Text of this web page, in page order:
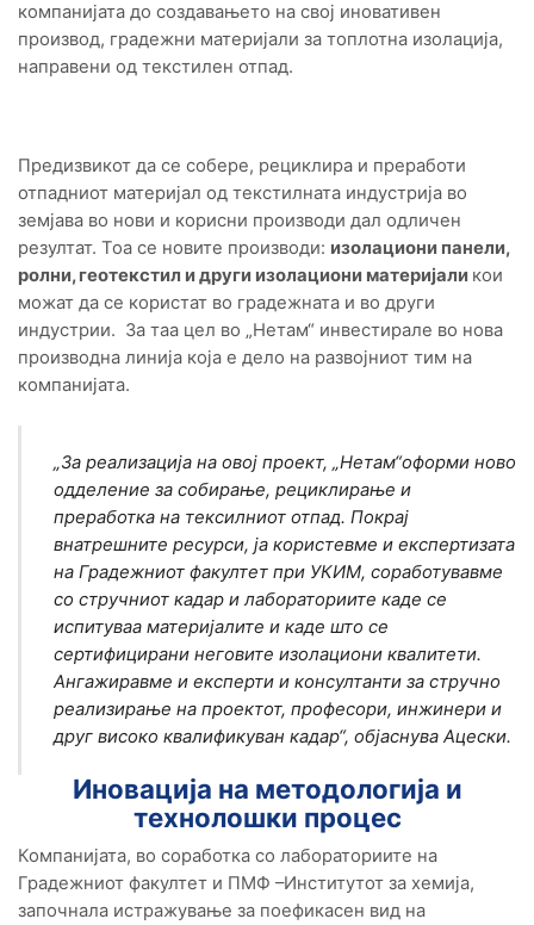
компанијата до создавањето на свој иновативен
производ, градежни материјали за топлотна изолација,
направени од текстилен отпад.
Предизвикот да се собере, рециклира и преработи
отпадниот материјал од текстилната индустрија во
земјава во нови и корисни производи дал одличен
резултат. Тоа се новите производи: изолациони панели,
ролни, геотекстил и други изолациони материјали кои
можат да се користат во градежната и во други
индустрии. За таа цел во „Нетам“ инвестирале во нова
производна линија која е дело на развојниот тим на
компанијата.
„За реализација на овој проект, „Нетам“оформи ново
одделение за собирање, рециклирање и
преработка на тексилниот отпад. Покрај
внатрешните ресурси, ја користевме и експертизата
на Градежниот факултет при УКИМ, соработувавме
со стручниот кадар и лабораториите каде се
испитуваа материјалите и каде што се
сертифицирани неговите изолациони квалитети.
Ангажиравме и експерти и консултанти за стручно
реализирање на проектот, професори, инжинери и
друг високо квалификуван кадар“, објаснува Ацески.
Иновација на методологија и
технолошки процес
Компанијата, во соработка со лабораториите на
Градежниот факултет и ПМФ –Институтот за хемија,
започнaла истражување за поефикасен вид на